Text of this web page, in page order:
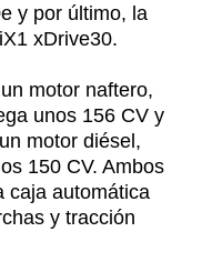
y por último, la
xDrive30.
motor naftero,
unos 156 CV y
motor diésel,
150 CV. Ambos
caja automática
y tracción